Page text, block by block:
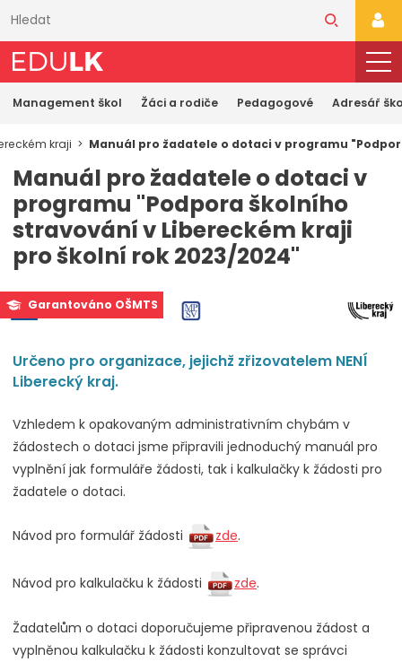
obsahu
Management škol Žáci a rodiče Pedagogové Adresář
kraji Manuál pro žadatele o dotaci v programu
Manuál pro žadatele o dotaci v
programu "Podpora školního
stravování v Libereckém kraji
pro školní rok 2023/2024"
Garantováno OŠMTS
Určeno pro organizace, jejichž zřizovatelem NENÍ
Liberecký kraj.
Vzhledem k opakovaným administrativním chybám v
žádostech o dotaci jsme připravili jednoduchý manuál pro
vyplnění jak formuláře žádosti, tak i kalkulačky k žádosti pro
žadatele o dotaci.
Návod pro formulář žádosti zde.
Návod pro kalkulačku k žádosti zde.
Žadatelům o dotaci doporučujeme připravenou žádost a
vyplněnou kalkulačku k žádosti konzultovat se správci